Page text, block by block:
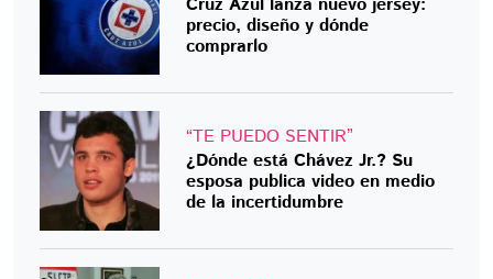
precio, diseño y dónde
comprarlo
“TE PUEDO SENTIR”
¿Dónde está Chávez Jr.? Su
esposa publica video en medio
de la incertidumbre